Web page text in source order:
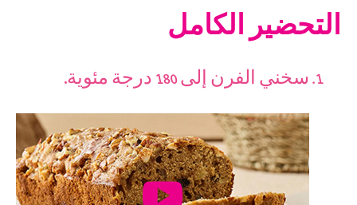
التحضير الكامل
سخني الفرن إلى 180 درجة مئوية.